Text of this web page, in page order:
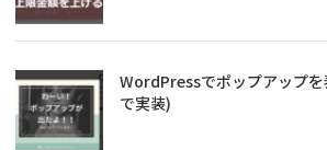
WordPressでポップアップ
で実装)